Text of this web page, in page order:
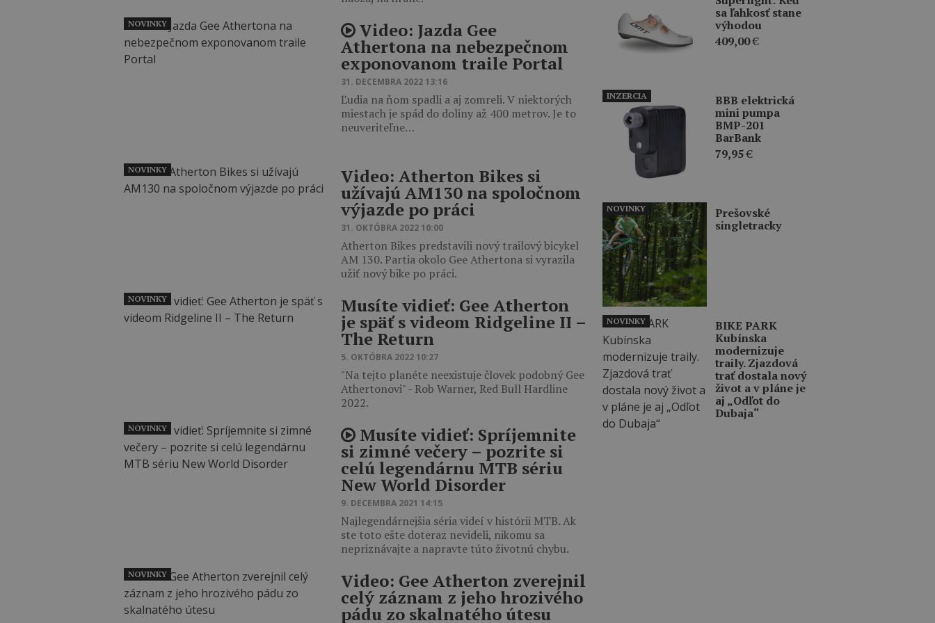
Video: Jazda Gee
Athertona na nebezpečnom
exponovanom traile Portal
31. DECEMBRA 2022 13:16
Ľudia na ňom spadli a aj zomreli. V niektorých
miestach je spád do doliny až 400 metrov. Je to
neuveriteľne…
NOVINKY
Video: Atherton Bikes si
užívajú AM130 na spoločnom
výjazde po práci
31. OKTÓBRA 2022 10:00
Atherton Bikes predstavili nový trailový bicykel
AM 130. Partia okolo Gee Athertona si vyrazila
užiť nový bike po práci.
NOVINKY
Musíte vidieť: Gee Atherton
je späť s videom Ridgeline II –
The Return
5. OKTÓBRA 2022 10:27
"Na tejto planéte neexistuje človek podobný Gee
Athertonovi" - Rob Warner, Red Bull Hardline
2022.
NOVINKY
Musíte vidieť: Spríjemnite
si zimné večery – pozrite si
celú legendárnu MTB sériu
New World Disorder
9. DECEMBRA 2021 14:15
Najlegendárnejšia séria videí v histórii MTB. Ak
ste toto ešte doteraz nevideli, nikomu sa
nepriznávajte a napravte túto životnú chybu.
NOVINKY
Video: Gee Atherton zverejnil
celý záznam z jeho hrozivého
pádu zo skalnatého útesu
NOVINKY
sa ľahkosť stane
výhodou
409,00€
BBB elektrická
mini pumpa
BMP-201
BarBank
79,95€
INZERCIA
Prešovské
singletracky
NOVINKY
BIKE PARK
Kubínska
modernizuje
traily. Zjazdová
trať dostala nový
život a v pláne je
aj „Odľot do
Dubaja“
NOVINKY